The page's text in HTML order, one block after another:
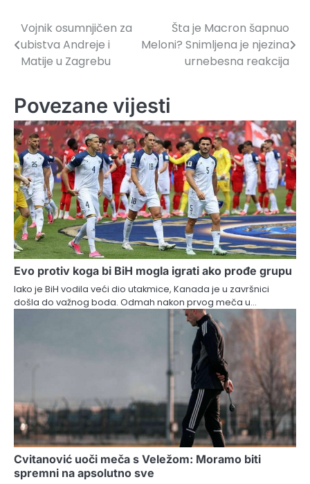
Navigacija
članaka
Vojnik osumnjičen za
ubistva Andreje i
Matije u Zagrebu
Šta je Macron šapnuo
Meloni? Snimljena je njezina
urnebesna reakcija
Povezane vijesti
Evo protiv koga bi BiH mogla igrati ako prođe grupu
Iako je BiH vodila veći dio utakmice, Kanada je u završnici
došla do važnog boda. Odmah nakon prvog meča u…
Cvitanović uoči meča s Veležom: Moramo biti
spremni na apsolutno sve